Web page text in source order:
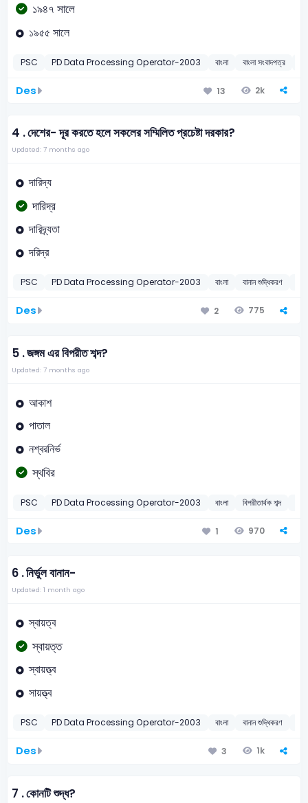
১৯৪৭ সালে
১৯৫৫ সালে
PSC PD Data Processing Operator-2003 বাংলা বাংলা সংবাদপত্র
Des 13 2k
4 .দেশের- দূর করতে হলে সকলের সম্মিলিত প্রচেষ্টা দরকার?
Updated: 7 months ago
দারিদ্য
দারিদ্র
দারিদ্র্যতা
দরিদ্র
PSC PD Data Processing Operator-2003 বাংলা বানান শুদ্ধিকরণ
Des 2 775
5 .জঙ্গম এর বিপরীত শব্দ?
Updated: 7 months ago
আকাশ
পাতাল
নশ্বরনির্ভ
স্থবির
PSC PD Data Processing Operator-2003 বাংলা বিপরীতার্থক শব্দ
Des 1 970
6 .নির্ভুল বানান-
Updated: 1 month ago
স্বায়ত্ব
স্বায়ত্ত
স্বায়ত্ত্ব
সায়ত্ত্ব
PSC PD Data Processing Operator-2003 বাংলা বানান শুদ্ধিকরণ
Des 3 1k
7 .কোনটি শুদ্ধ?